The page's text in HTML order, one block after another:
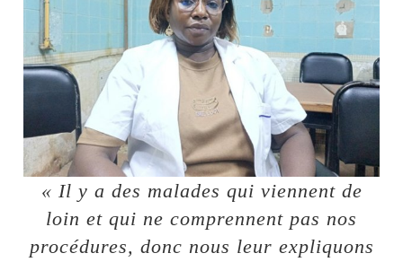
« Il y a des malades qui viennent de
loin et qui ne comprennent pas nos
procédures, donc nous leur expliquons